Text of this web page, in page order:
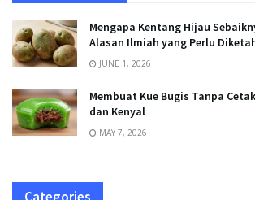
Mengapa Kentang Hijau
Alasan Ilmiah yang Perlu
JUNE 1, 2026
Membuat Kue Bugis Tanpa
dan Kenyal
MAY 7, 2026